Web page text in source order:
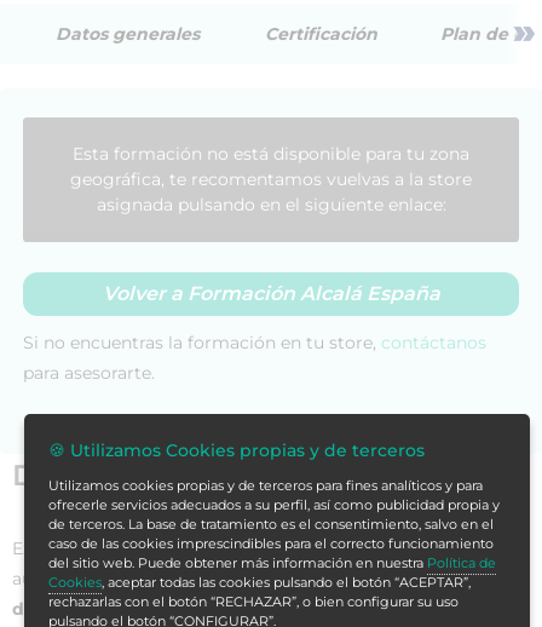
Datos generales Certificación Plan de »
Datos generales
Existen numerosas definiciones deplanificación sanitaria
aunque, en general, este término hace referencia atomar
decisiones bien informadasque permitan emprender
Esta formación no está disponible para tu zona
geográfica, te recomentamos vuelvas a la store
asignada pulsando en el siguiente enlace:
Volver a Formación Alcalá España
Si no encuentras la formación en tu store, contáctanos
para asesorarte.
🍪 Utilizamos Cookies propias y de terceros
Utilizamos cookies propias y de terceros para fines analíticos y para
ofrecerle servicios adecuados a su perfil, así como publicidad propia y
de terceros. La base de tratamiento es el consentimiento, salvo en el
caso de las cookies imprescindibles para el correcto funcionamiento
del sitio web. Puede obtener más información en nuestra Política de
Cookies, aceptar todas las cookies pulsando el botón “ACEPTAR”,
rechazarlas con el botón “RECHAZAR”, o bien configurar su uso
pulsando el botón “CONFIGURAR”.